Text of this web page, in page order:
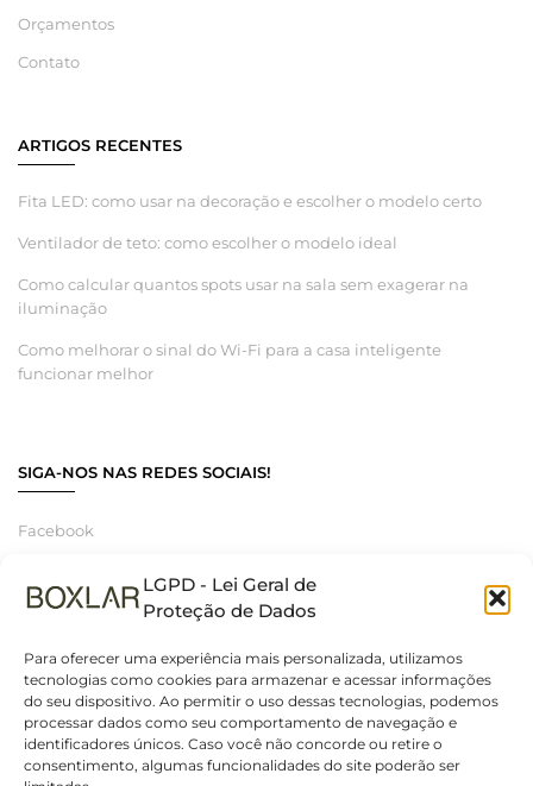
LGPD - Lei Geral de
Proteção de Dados
Para oferecer uma experiência mais personalizada, utilizamos
tecnologias como cookies para armazenar e acessar informações
do seu dispositivo. Ao permitir o uso dessas tecnologias, podemos
processar dados como seu comportamento de navegação e
identificadores únicos. Caso você não concorde ou retire o
consentimento, algumas funcionalidades do site poderão ser
Arandela retangular c/2 fachos 2 frisos 2xE27
branca 1m -Ancora (138) - 002349
Orçamentos
Contato
ARTIGOS RECENTES
Fita LED: como usar na decoração e escolher o modelo certo
Ventilador de teto: como escolher o modelo ideal
Como calcular quantos spots usar na sala sem exagerar na
iluminação
Como melhorar o sinal do Wi-Fi para a casa inteligente
funcionar melhor
SIGA-NOS NAS REDES SOCIAIS!
Facebook
Linkedin
© 2025 Boxlar | Soluções em iluminação, elétrica e smart home.
Todos os direitos reservados. – CNPJ 55.267.682/0001-95